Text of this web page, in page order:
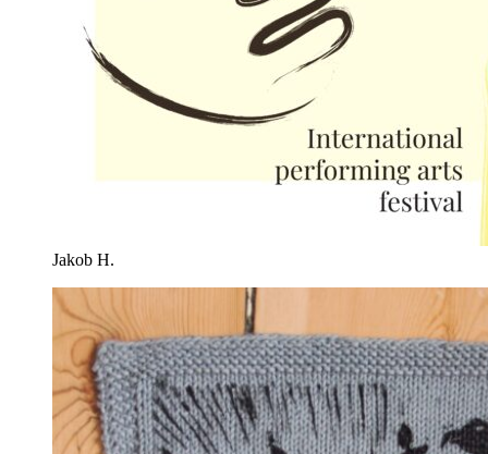
Jakob H.